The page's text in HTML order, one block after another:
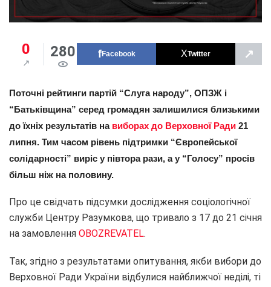
0 280 Facebook Twitter ↗
Поточні рейтинги партій “Слуга народу”, ОПЗЖ і
“Батьківщина” серед громадян залишилися близькими
до їхніх результатів на виборах до Верховної Ради 21
липня. Тим часом рівень підтримки “Європейської
солідарності” виріс у півтора рази, а у “Голосу” просів
більш ніж на половину.
Про це свідчать підсумки дослідження соціологічної
служби Центру Разумкова, що тривало з 17 до 21 січня
на замовлення OBOZREVATEL.
Так, згідно з результатами опитування, якби вибори до
Верховної Ради України відбулися найближчої неділі, ті